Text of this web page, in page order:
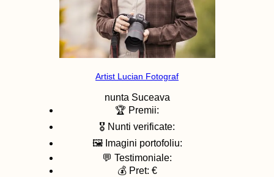
Artist Lucian Fotograf
nunta Suceava
🏆 Premii:
🎖️ Nunti verificate:
🖼️ Imagini portofoliu:
💬 Testimoniale:
💰 Pret: €